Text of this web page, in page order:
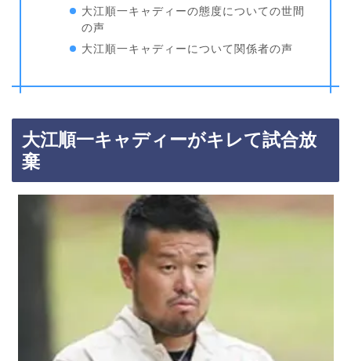
大江順一キャディーの態度についての世間
の声
大江順一キャディーについて関係者の声
大江順一キャディーがキレて試合放
棄